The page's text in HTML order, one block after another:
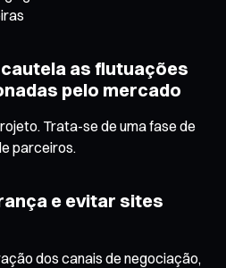
as flutuações
pelo mercado
Trata-se de uma fase de
parceiros.
e evitar sites
dos canais de negociação,